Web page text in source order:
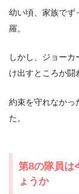
幼い頃、家族でず
羅。
しかし、ジョー
け出すところか闘
約束を守れなかっ
た。
第8の隊員は
ょうか